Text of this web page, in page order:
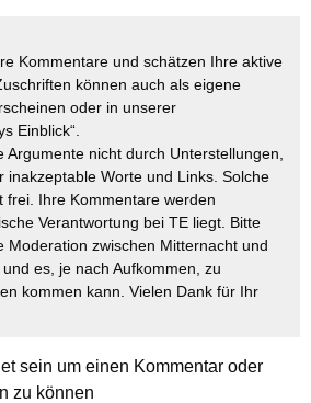
Kommentare und schätzen Ihre aktive
können auch als eigene
oder in unserer
Einblick“.
Argumente nicht durch Unterstellungen,
inakzeptable Worte und Links. Solche
frei. Ihre Kommentare werden
Verantwortung bei TE liegt. Bitte
Moderation zwischen Mitternacht und
es, je nach Aufkommen, zu
kommen kann. Vielen Dank für Ihr
sein um einen Kommentar oder
zu können